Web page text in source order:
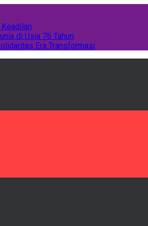
di Usia 76 Tahun
Era Transformasi